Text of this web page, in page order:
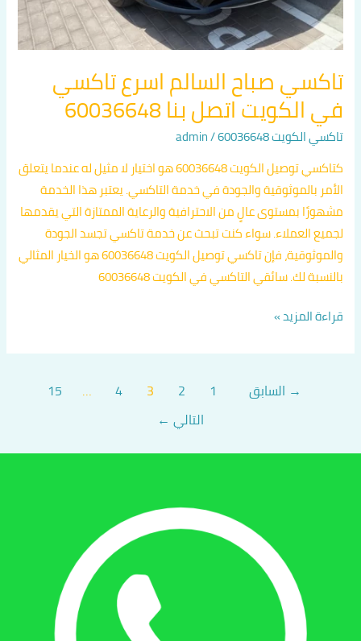
تاكسي صباح السالم اسرع تاكسي
في الكويت اتصل بنا 60036648
تاكسي الكويت 60036648 /
admin
كتاكسي توصيل الكويت 60036648 هو اختيار لا مثيل له عندما يتعلق
الأمر بالموثوقية والجودة في خدمة التاكسي. يعتبر هذا الخدمة
مشهورًا بمستوى عالٍ من الاحترافية والرعاية الممتازة التي يقدمها
لجميع العملاء. سواء كنت تبحث عن خدمة تاكسي تجسد الجودة
والموثوقية، فإن تاكسي توصيل الكويت 60036648 هو الخيار المثالي
بالنسبة لك. سائقي التاكسي في الكويت 60036648
قراءة المزيد »
→ السابق 1
2
3
4
…
15
التالي ←